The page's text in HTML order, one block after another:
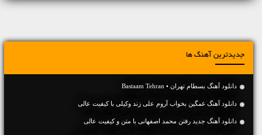
جدیدترین آهنگ ها
دانلود آهنگ بسطام تهران • Bastaam Tehran
دانلود آهنگ غمگین بخواب آروم علی زند وکیلی با کیفیت عالی
دانلود آهنگ جديد رفتن محمد اصفهانی با متن و کیفیت عالی